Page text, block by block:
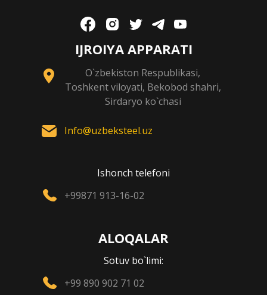
IJROIYA APPARATI
O`zbekiston Respublikasi,
Toshkent viloyati, Bekobod shahri,
Sirdaryo ko`chasi
Info@uzbeksteel.uz
Ishonch telefoni
+99871 913-16-02
ALOQALAR
Sotuv bo`limi:
+99 890 902 71 02